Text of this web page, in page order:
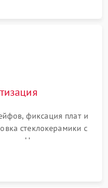
фиксация плат и
стеклокерамики с
Нанесение
уплотнительной